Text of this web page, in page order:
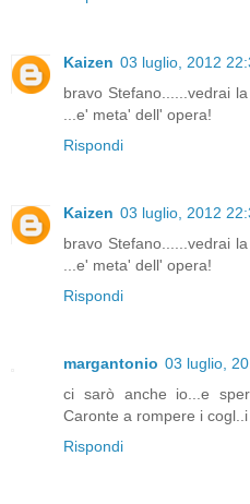
Kaizen 03 luglio, 2012
bravo Stefano......vedrai
...e' meta' dell' opera!
Rispondi
Kaizen 03 luglio, 2012
bravo Stefano......vedrai
...e' meta' dell' opera!
Rispondi
margantonio 03 luglio,
ci sarò anche io...e
Caronte a rompere i cogl..i
Rispondi